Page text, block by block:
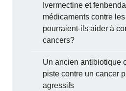
Ivermectine et
médicaments contre
pourraient-ils aider à
cancers?
Un ancien antibiotique
piste contre un cancer
agressifs